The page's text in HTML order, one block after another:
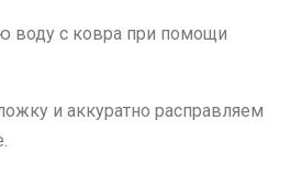
воду с ковра при помощи
и аккуратно расправляем